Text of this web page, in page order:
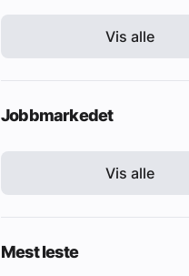
Vis alle
Jobbmarkedet
Vis alle
Mest leste